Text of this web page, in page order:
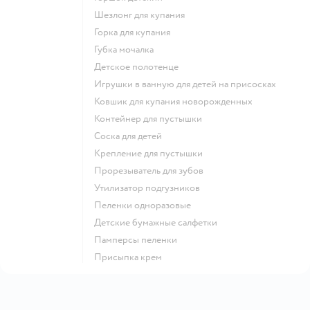
шезлонг для купания
горка для купания
губка мочалка
детское полотенце
игрушки в ванную для детей на присосках
ковшик для купания новорожденных
контейнер для пустышки
соска для детей
крепление для пустышки
прорезыватель для зубов
утилизатор подгузников
пеленки одноразовые
детские бумажные салфетки
памперсы пеленки
присыпка крем